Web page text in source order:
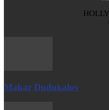
Makar Dudukalov